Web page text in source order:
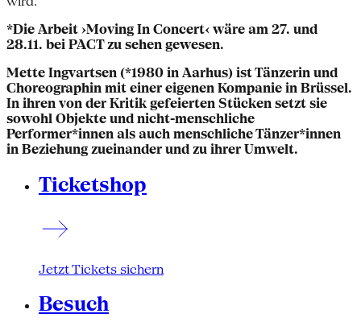
*Die Arbeit ›Moving In Concert‹ wäre am 27. und
28.11. bei PACT zu sehen gewesen.
Mette Ingvartsen (*1980 in Aarhus) ist Tänzerin und
Choreographin mit einer eigenen Kompanie in Brüssel.
In ihren von der Kritik gefeierten Stücken setzt sie
sowohl Objekte und nicht-menschliche
Performer*innen als auch menschliche Tänzer*innen
in Beziehung zueinander und zu ihrer Umwelt.
Ticketshop
Jetzt Tickets sichern
Besuch